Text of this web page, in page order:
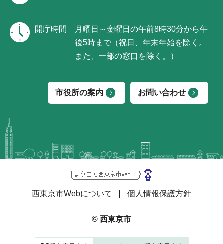
開庁時間
月曜日～金曜日の午前8時30分から午
後5時まで（祝日、年末年始を除く。
また、一部の窓口を除く。）
市役所の案内 お問い合わせ
西東京市Webについて 個人情報保護方針
© 西東京市